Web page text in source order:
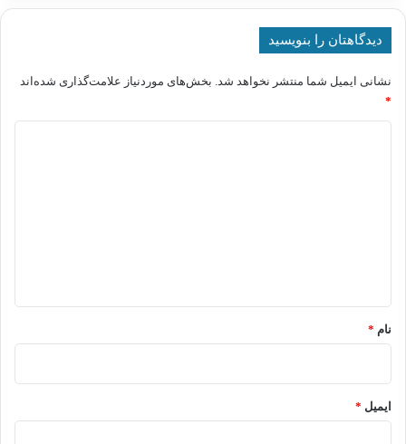
دیدگاهتان را بنویسید
نشانی ایمیل شما منتشر نخواهد شد. بخش‌های موردنیاز علامت‌گذاری شده‌اند
*
نام *
ایمیل *